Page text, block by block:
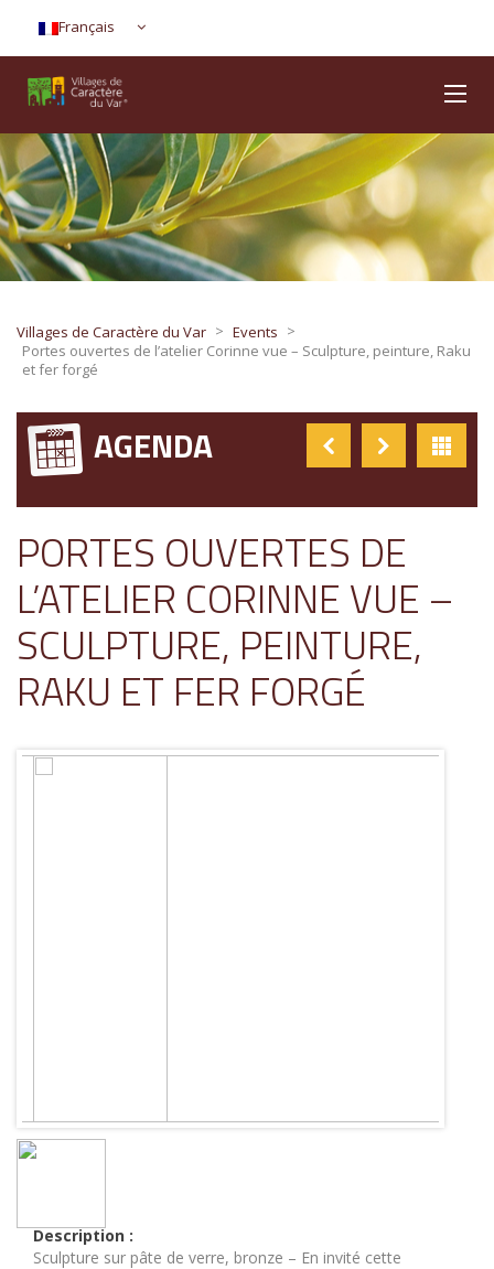
Français
Villages de Caractère du Var > Events >
Portes ouvertes de l’atelier Corinne vue – Sculpture, peinture, Raku
et fer forgé
AGENDA
PORTES OUVERTES DE
L’ATELIER CORINNE VUE –
SCULPTURE, PEINTURE,
RAKU ET FER FORGÉ
Description :
Sculpture sur pâte de verre, bronze – En invité cette